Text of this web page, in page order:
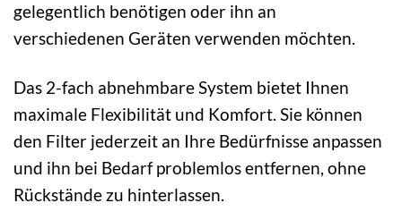
gelegentlich benötigen oder ihn an
verschiedenen Geräten verwenden möchten.
Das 2-fach abnehmbare System bietet Ihnen
maximale Flexibilität und Komfort. Sie können
den Filter jederzeit an Ihre Bedürfnisse anpassen
und ihn bei Bedarf problemlos entfernen, ohne
Rückstände zu hinterlassen.